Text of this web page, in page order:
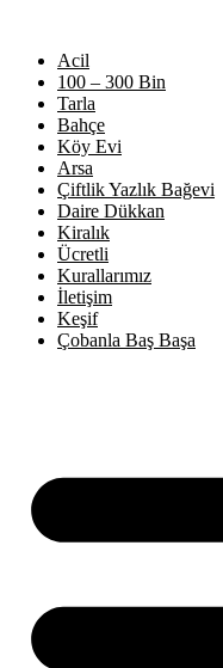
Acil
100 – 300 Bin
Tarla
Bahçe
Köy Evi
Arsa
Çiftlik Yazlık Bağevi
Daire Dükkan
Kiralık
Ücretli
Kurallarımız
İletişim
Keşif
Çobanla Baş Başa